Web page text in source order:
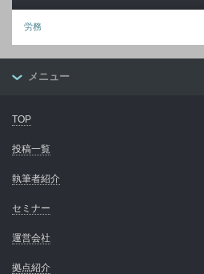
労務
メニュー
TOP
投稿一覧
執筆者紹介
セミナー
運営会社
拠点紹介